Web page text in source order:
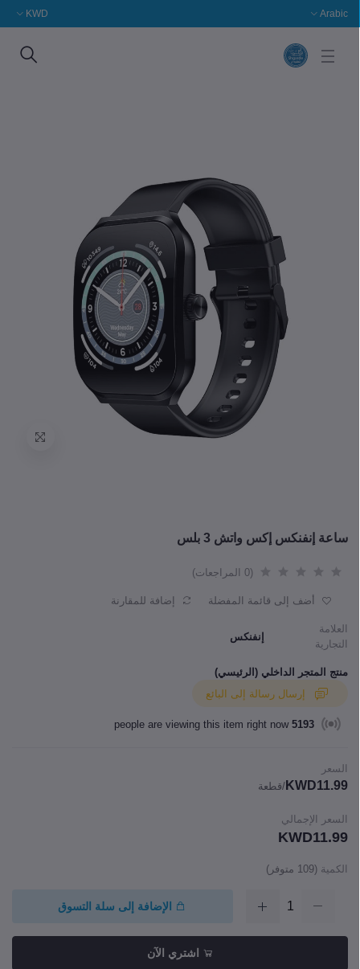
Arabic
KWD
ساعة إنفنكس إكس واتش 3 بلس
(0 المراجعات)
أضف إلى قائمة المفضلة إضافة للمقارنة
العلامة
التجارية
إنفنكس
منتج المتجر الداخلي (الرئيسي)
5193
people are viewing this item right now
السعر
KWD11.99 /قطعة
السعر الإجمالي
KWD11.99
الكمية (
109 متوفر)
الإضافة إلى سلة التسوق
اشتري الآن